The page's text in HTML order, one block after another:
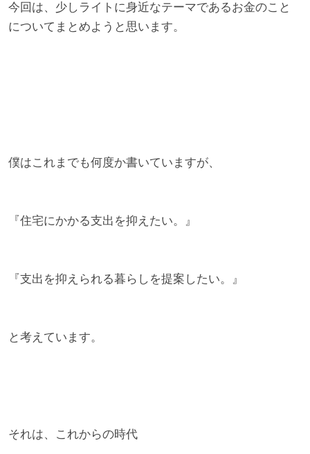
今回は、少しライトに身近なテーマであるお金のこと
についてまとめようと思います。
僕はこれまでも何度か書いていますが、
『住宅にかかる支出を抑えたい。』
『支出を抑えられる暮らしを提案したい。』
と考えています。
それは、これからの時代